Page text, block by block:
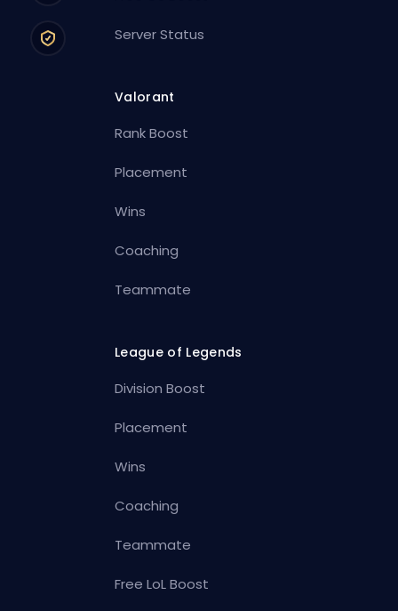
Server Status
Valorant
Rank Boost
Placement
Wins
Coaching
Teammate
League of Legends
Division Boost
Placement
Wins
Coaching
Teammate
Free LoL Boost